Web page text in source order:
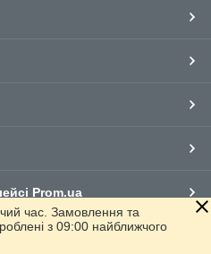
Prom.ua
час. Замовлення та
з 09:00 найближчого